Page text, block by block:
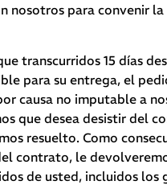
nosotros para convenir
transcurridos 15 días
para su entrega, el
causa no imputable a
que desea desistir del
resuelto. Como
contrato, le
de usted, incluidos los